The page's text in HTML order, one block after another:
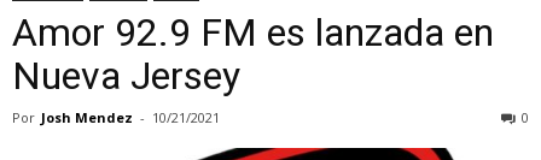
Amor 92.9 FM es lanzada en
Nueva Jersey
Por Josh Mendez - 10/21/2021 0